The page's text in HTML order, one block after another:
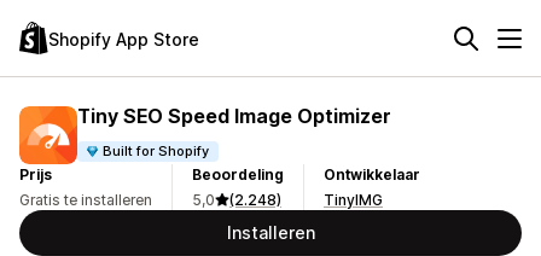
Shopify App Store
Tiny SEO Speed Image Optimizer
Built for Shopify
Prijs
Gratis te installeren
Beoordeling
5,0
(2.248)
Ontwikkelaar
TinyIMG
Installeren